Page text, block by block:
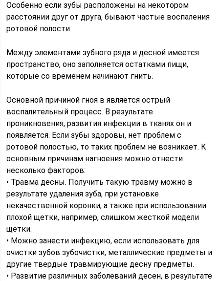
Особенно если зубы расположены на некотором
расстоянии друг от друга, бывают частые воспаления
ротовой полости.
Между элементами зубного ряда и десной имеется
пространство, оно заполняется остатками пищи,
которые со временем начинают гнить.
Основной причиной гноя в является острый
воспалительный процесс. В результате
проникновения, развития инфекции в тканях он и
появляется. Если зубы здоровы, нет проблем с
ротовой полостью, то таких проблем не возникает. К
основным причинам нагноения можно отнести
несколько факторов:
• Травма десны. Получить такую травму можно в
результате удаления зуба, при установке
некачественной коронки, а также при использовании
плохой щетки, например, слишком жесткой модели
щётки.
• Можно занести инфекцию, если использовать для
очистки зубов зубочистки, металлические предметы и
другие твердые травмирующие десну предметы.
• Развитие различных заболеваний десен, в результате